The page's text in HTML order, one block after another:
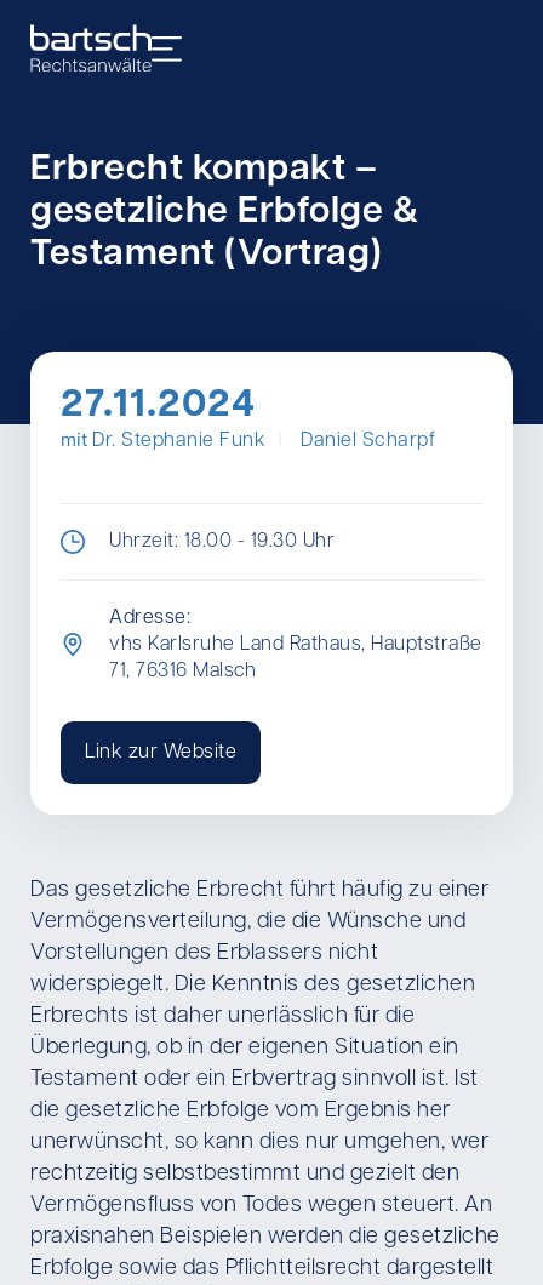
Erbrecht kompakt –
gesetzliche Erbfolge &
Testament (Vortrag)
Das gesetzliche Erbrecht führt häufig zu einer
Vermögensverteilung, die die Wünsche und
Vorstellungen des Erblassers nicht
widerspiegelt. Die Kenntnis des gesetzlichen
Erbrechts ist daher unerlässlich für die
Überlegung, ob in der eigenen Situation ein
Testament oder ein Erbvertrag sinnvoll ist. Ist
die gesetzliche Erbfolge vom Ergebnis her
unerwünscht, so kann dies nur umgehen, wer
rechtzeitig selbstbestimmt und gezielt den
Vermögensfluss von Todes wegen steuert. An
praxisnahen Beispielen werden die gesetzliche
Erbfolge sowie das Pflichtteilsrecht dargestellt
27.11.2024
mit Dr. Stephanie Funk Daniel Scharpf
Uhrzeit: 18.00 - 19.30 Uhr
Adresse:
vhs Karlsruhe Land Rathaus, Hauptstraße
71, 76316 Malsch
Link zur Website